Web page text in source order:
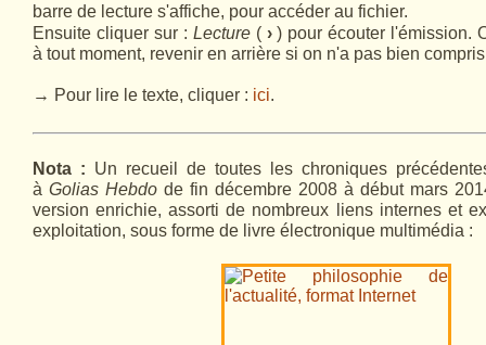
barre de lecture s'affiche, pour accéder au fichier.
Ensuite cliquer sur : Lecture( ›) pour écouter l'émission.
à tout moment, revenir en arrière si on n'a pas bien
→ Pour lire le texte, cliquer : ici.
Nota : Un recueil de toutes les chroniques
à Golias Hebdo de fin décembre 2008 à début mars
version enrichie, assorti de nombreux liens internes et
exploitation, sous forme de livre électronique multimédia :